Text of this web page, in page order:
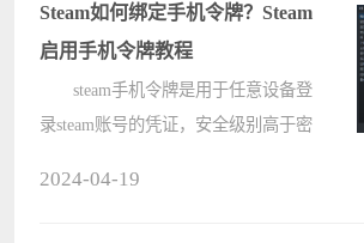
Steam如何绑定手机令牌？Steam
启用手机令牌教程
steam手机令牌是用于任意设备登
录steam账号的凭证，安全级别高于密
2024-04-19